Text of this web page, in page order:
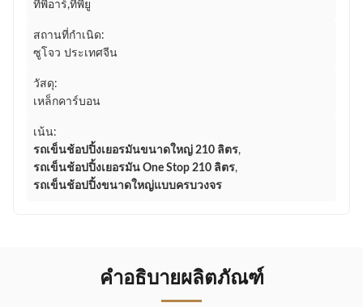
ทีพีอาร์,ทีพียู
สถานที่กำเนิด:
ซูโจว ประเทศจีน
วัสดุ:
เหล็กคาร์บอน
เน้น:
รถเข็นช้อปปิ้งเยอรมันขนาดใหญ่ 210 ลิตร,
รถเข็นช้อปปิ้งเยอรมัน One Stop 210 ลิตร,
รถเข็นช้อปปิ้งขนาดใหญ่แบบครบวงจร
คำอธิบายผลิตภัณฑ์